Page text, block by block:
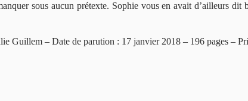
sous aucun prétexte. Sophie vous en avait d’ailleurs dit
Guillem – Date de parution : 17 janvier 2018 – 196 pages –